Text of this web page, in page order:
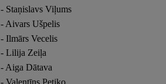
- Staņislavs Viļums
- Aivars Ušpelis
- Ilmārs Vecelis
- Lilija Zeiļa
- Aiga Dātava
- Valentīns Petjko